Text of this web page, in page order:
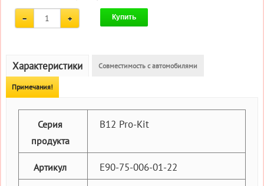
Купить
Характеристики Совместимость с автомобилями
Примечания!
Серия
продукта
B12 Pro-Kit
Артикул E90-75-006-01-22